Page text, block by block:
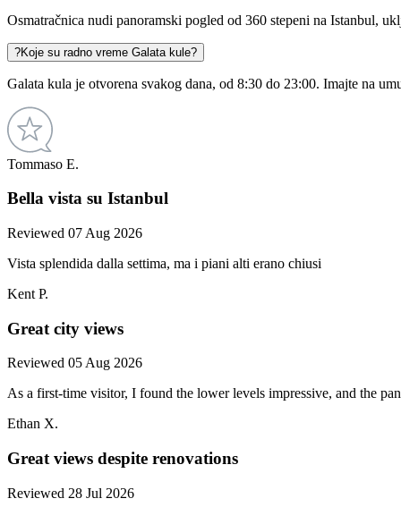
Osmatračnica nudi panoramski pogled od 360 stepeni na Istanbul,
?Koje su radno vreme Galata kule?
Galata kula je otvorena svakog dana, od 8:30 do 23:00. Imajte na
Tommaso E.
Bella vista su Istanbul
Reviewed 07 Aug 2026
Vista splendida dalla settima, ma i piani alti erano chiusi
Kent P.
Great city views
Reviewed 05 Aug 2026
As a first-time visitor, I found the lower levels impressive, and the
Ethan X.
Great views despite renovations
Reviewed 28 Jul 2026